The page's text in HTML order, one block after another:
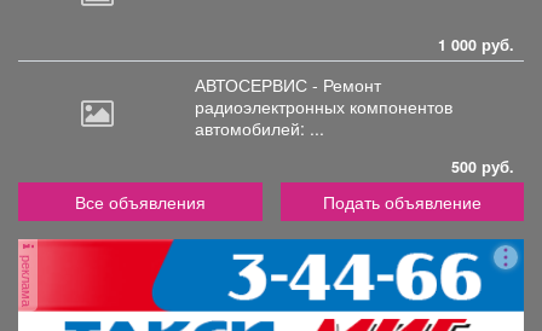
1 000 руб.
АВТОСЕРВИС - Ремонт
радиоэлектронных компонентов
автомобилей: ...
500 руб.
Все объявления Подать объявление
реклама